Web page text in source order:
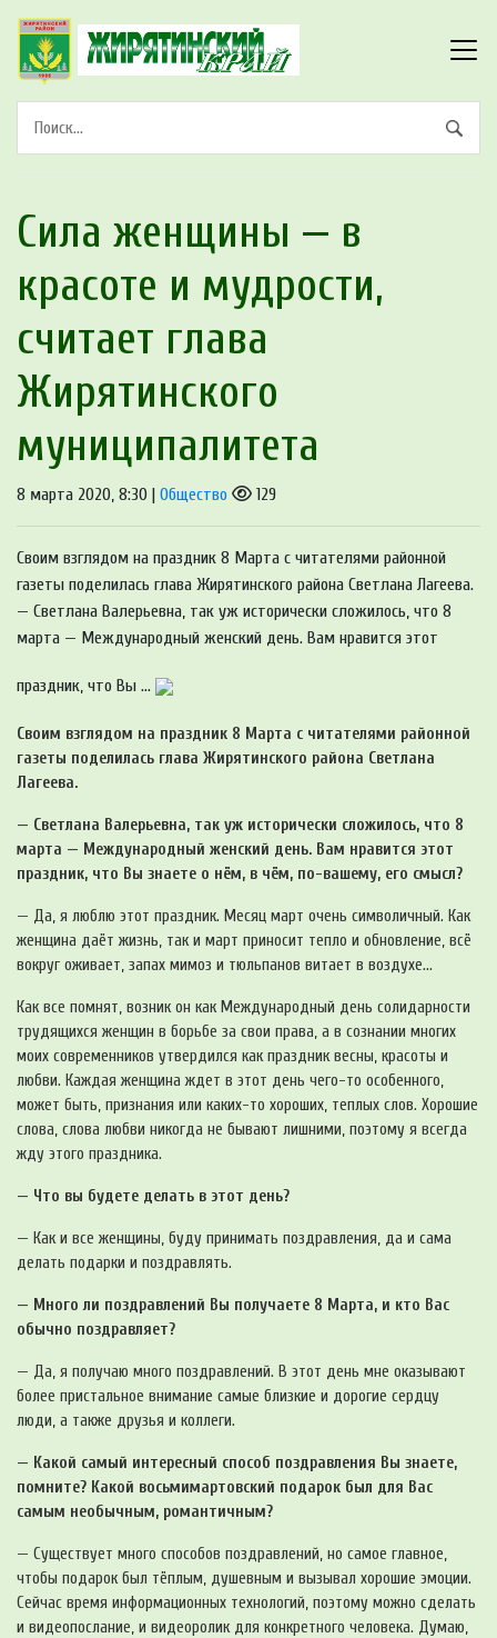
Сила женщины — в
красоте и мудрости,
считает глава
Жирятинского
муниципалитета
8 марта 2020, 8:30 | Общество 129
Своим взглядом на праздник 8 Марта с читателями районной
газеты поделилась глава Жирятинского района Светлана Лагеева.
— Светлана Валерьевна, так уж исторически сложилось, что 8
марта — Международный женский день. Вам нравится этот
праздник, что Вы ...
Своим взглядом на праздник 8 Марта с читателями районной
газеты поделилась глава Жирятинского района Светлана
Лагеева.
— Светлана Валерьевна, так уж исторически сложилось, что 8
марта — Международный женский день. Вам нравится этот
праздник, что Вы знаете о нём, в чём, по-вашему, его смысл?
— Да, я люблю этот праздник. Месяц март очень символичный. Как
женщина даёт жизнь, так и март приносит тепло и обновление, всё
вокруг оживает, запах мимоз и тюльпанов витает в воздухе…
Как все помнят, возник он как Международный день солидарности
трудящихся женщин в борьбе за свои права, а в сознании многих
моих современников утвердился как праздник весны, красоты и
любви. Каждая женщина ждет в этот день чего-то особенного,
может быть, признания или каких-то хороших, теплых слов. Хорошие
слова, слова любви никогда не бывают лишними, поэтому я всегда
жду этого праздника.
— Что вы будете делать в этот день?
— Как и все женщины, буду принимать поздравления, да и сама
делать подарки и поздравлять.
— Много ли поздравлений Вы получаете 8 Марта, и кто Вас
обычно поздравляет?
— Да, я получаю много поздравлений. В этот день мне оказывают
более пристальное внимание самые близкие и дорогие сердцу
люди, а также друзья и коллеги.
— Какой самый интересный способ поздравления Вы знаете,
помните? Какой восьмимартовский подарок был для Вас
самым необычным, романтичным?
— Существует много способов поздравлений, но самое главное,
чтобы подарок был тёплым, душевным и вызывал хорошие эмоции.
Сейчас время информационных технологий, поэтому можно сделать
и видеопослание, и видеоролик для конкретного человека. Думаю,